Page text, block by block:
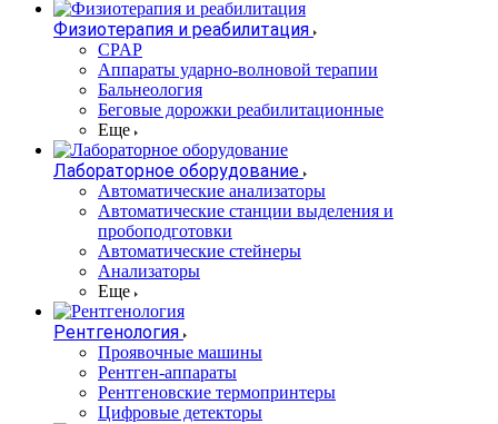
Физиотерапия и реабилитация
CPAP
Аппараты ударно-волновой терапии
Бальнеология
Беговые дорожки реабилитационные
Еще
Лабораторное оборудование
Автоматические анализаторы
Автоматические станции выделения и
пробоподготовки
Автоматические стейнеры
Анализаторы
Еще
Рентгенология
Проявочные машины
Рентген-аппараты
Рентгеновские термопринтеры
Цифровые детекторы